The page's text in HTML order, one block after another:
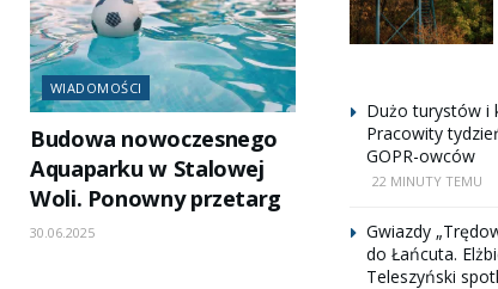
WIADOMOŚCI
Budowa nowoczesnego
Aquaparku w Stalowej
Woli. Ponowny przetarg
30.06.2025
Dużo turystów i
Pracowity
GOPR-owców
22 MINUTY TEMU
Gwiazdy
do Łańcuta.
Teleszyński